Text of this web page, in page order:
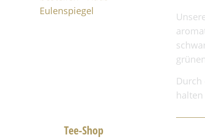
Tee-Shop